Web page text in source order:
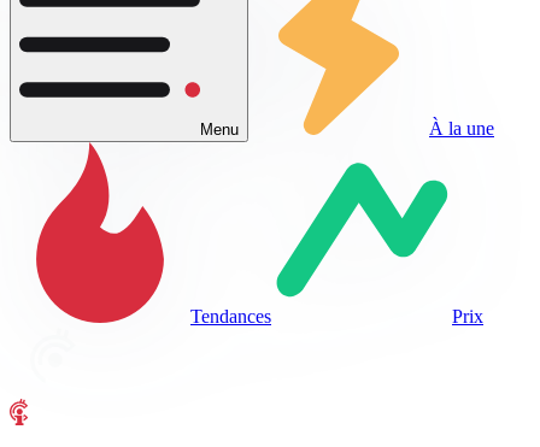
Menu À la une
Tendances Prix